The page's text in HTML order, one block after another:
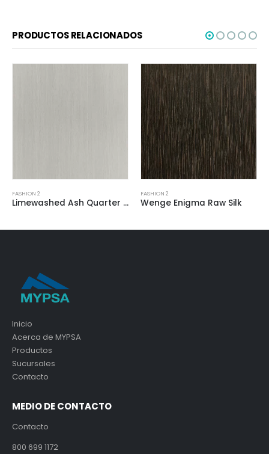
PRODUCTOS RELACIONADOS
2
Limewashed Ash Quarter Cut Oak
FASHION 2
Wenge Enigma Raw Silk
Inicio
Acerca de MYPSA
Productos
Sucursales
Contacto
MEDIO DE CONTACTO
Contacto
800 699 1172